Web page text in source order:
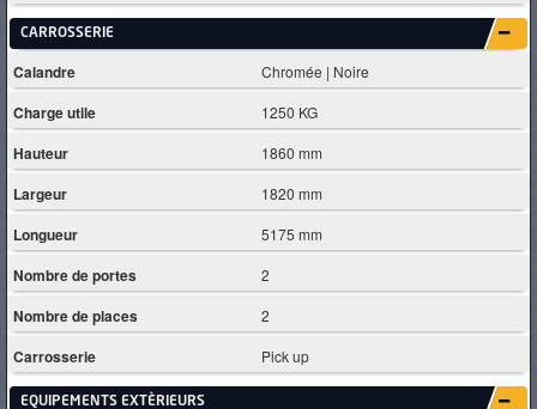
CARROSSERIE
Calandre Chromée | Noire
Charge utile 1250 KG
Hauteur 1860 mm
Largeur 1820 mm
Longueur 5175 mm
Nombre de portes 2
Nombre de places 2
Carrosserie Pick up
EQUIPEMENTS EXTÈRIEURS